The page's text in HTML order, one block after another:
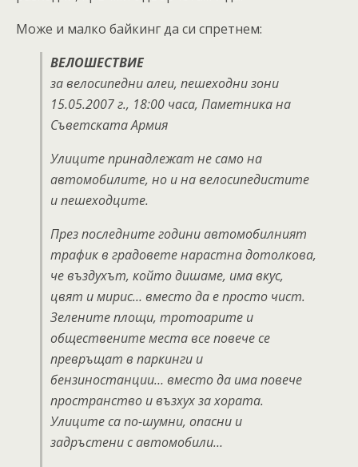
Може и малко байкинг да си спретнем:
ВЕЛОШЕСТВИЕ
за велосипедни алеи, пешеходни зони
15.05.2007 г., 18:00 часа, Паметника на
Съветската Армия
Улиците принадлежат не само на
автомобилите, но и на велосипедистите
и пешеходците.
През последните години автомобилният
трафик в градовете нарастна дотолкова,
че въздухът, който дишаме, има вкус,
цвят и мирис… вместо да е просто чист.
Зелените площи, тротоарите и
обществените места все повече се
превръщат в паркинги и
бензиностанции… вместо да има повече
пространство и възхух за хората.
Улиците са по-шумни, опасни и
задръстени с автомобили…